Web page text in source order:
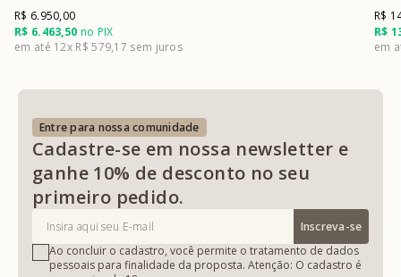
R$ 6.463,50 no PIX
R$ 6.950,00
12x R$ 579,17
R$
R$
Entre para nossa comunidade
Cadastre-se em nossa newsletter e
ganhe 10% de desconto no seu
primeiro pedido.
Inscreva-se
Ao concluir o cadastro, você permite o tratamento de dados
pessoais para finalidade da proposta. Atenção: O cadastro é